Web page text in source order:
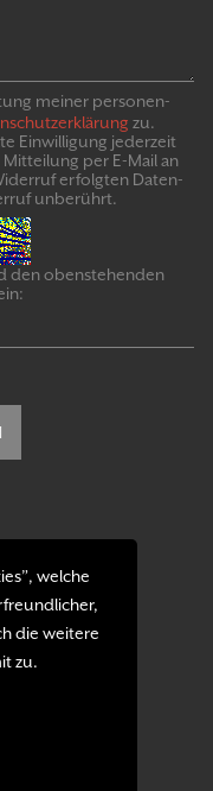
welche
die weitere
zu.
meiner personen­
zu.
Ein­willigung jeder­zeit
per E-Mail an
erfolgten Daten­
un­be­rührt.
den obenstehenden